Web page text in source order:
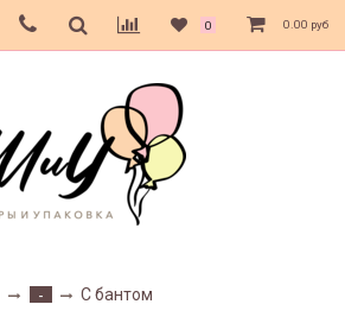
0 0.00 руб
- С бантом